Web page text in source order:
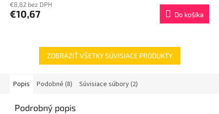
€8,82 bez DPH
€10,67 Do košíka
ZOBRAZIŤ VŠETKY SÚVISIACE PRODUKTY
Popis Podobné (8) Súvisiace súbory (2)
Podrobný popis